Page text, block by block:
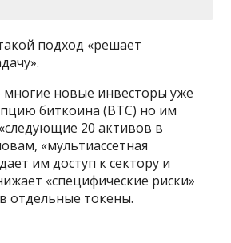
подход «решает
многие новые инвесторы уже
биткоина (BTC) но им
20 активов в
«мультиассетная
им доступ к сектору и
«специфические риски»
отдельные токены.